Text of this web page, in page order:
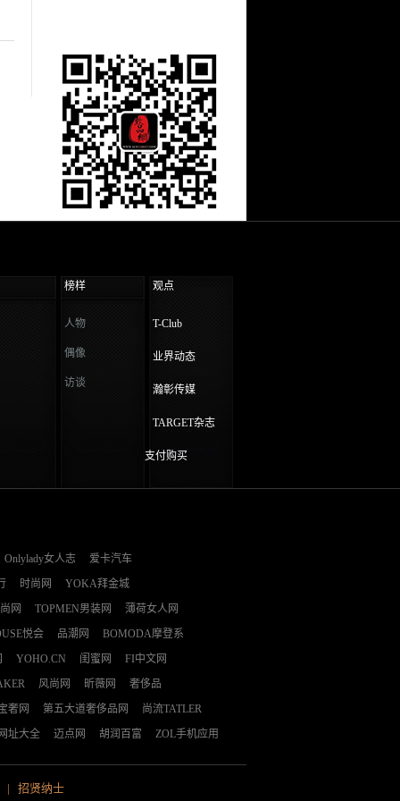
榜样 观点
人物
偶像
访谈
T-Club
业界动态
瀚彰传媒
TARGET杂志
支付购买
Onlylady女人志
爱卡汽车
时尚网
YOKA拜金城
网 TOPMEN男装网
薄荷女人网
悦会 品潮网
BOMODA摩登系
YOHO.CN 闺蜜网
FI中文网
风尚网 昕薇网
奢侈品
奢网 第五大道奢侈品网
尚流TATLER
址大全 迈点网 胡润百富 ZOL手机应用
招贤纳士